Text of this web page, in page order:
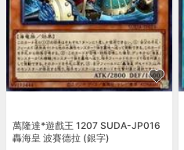
萬隆達*遊戲王 1207 SUDA-JP016
轟海皇 波賽德拉 (銀字)